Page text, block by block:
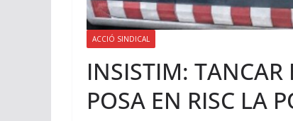
ACCIÓ SINDICAL
INSISTIM: TANCAR
POSA EN RISC LA